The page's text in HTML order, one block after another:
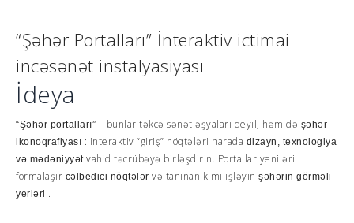
“Şəhər Portalları” İnteraktiv ictimai
incəsənət instalyasiyası
İdeya
“Şəhər portalları” – bunlar təkcə sənət əşyaları deyil, həm də şəhər
ikonoqrafiyası : interaktiv “giriş” nöqtələri harada dizayn, texnologiya
və mədəniyyət vahid təcrübəyə birləşdirin. Portallar yeniləri
formalaşır cəlbedici nöqtələr və tanınan kimi işləyin şəhərin görməli
yerləri .